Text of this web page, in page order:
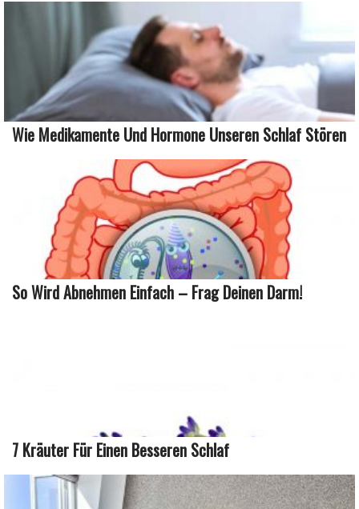
Wie Medikamente Und Hormone Unseren Schlaf Stören
So Wird Abnehmen Einfach – Frag Deinen Darm!
7 Kräuter Für Einen Besseren Schlaf